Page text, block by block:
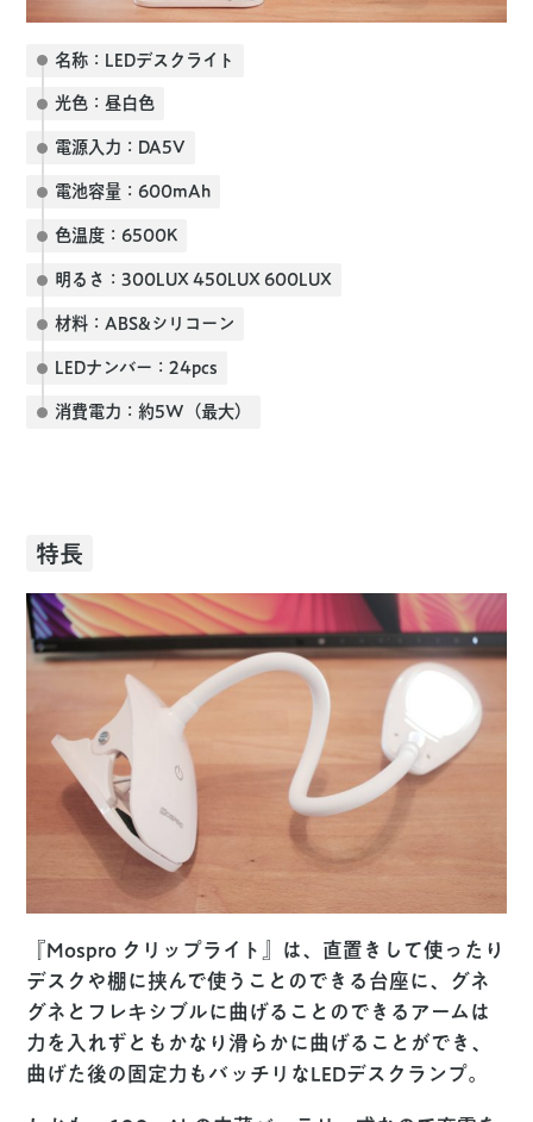
名称：LEDデスクライト
光色：昼白色
電源入力：DA5V
電池容量：600mAh
色温度：6500K
明るさ：300LUX 450LUX 600LUX
材料：ABS&シリコーン
LEDナンバー：24pcs
消費電力：約5W（最大）
特長
『Mospro クリップライト』は、直置きして使ったり
デスクや棚に挟んで使うことのできる台座に、グネ
グネとフレキシブルに曲げることのできるアームは
力を入れずともかなり滑らかに曲げることができ、
曲げた後の固定力もバッチリなLEDデスクランプ。